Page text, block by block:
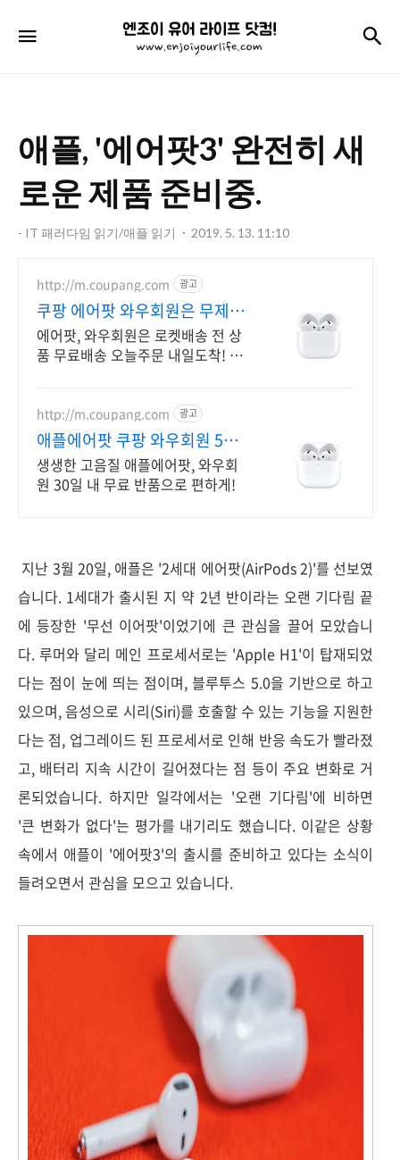
엔
조
어
라
이
프
닷
컴!
애플, '에어팟3' 완전히 새
로운 제품 준비중.
- IT 패러다임 읽기/애플 읽기 2019. 5. 13. 11:10
http://m.coupang.com 광고
쿠팡 에어팟 와우회원은 무제한
무료 배송
에어팟, 와우회원은 로켓배송 전 상
품 무료배송 오늘주문 내일도착! 꼭
http://m.coupang.com 광고
애플에어팟 쿠팡 와우회원 5%
캐시적립
생생한 고음질 애플에어팟, 와우회
원 30일 내 무료 반품으로 편하게!
지난 3월 20일, 애플은 '2세대 에어팟(AirPods 2)'를 선보였
습니다. 1세대가 출시된 지 약 2년 반이라는 오랜 기다림 끝
에 등장한 '무선 이어팟'이었기에 큰 관심을 끌어 모았습니
다. 루머와 달리 메인 프로세서로는 'Apple H1'이 탑재되었
다는 점이 눈에 띄는 점이며, 블루투스 5.0을 기반으로 하고
있으며, 음성으로 시리(Siri)를 호출할 수 있는 기능을 지원한
다는 점, 업그레이드 된 프로세서로 인해 반응 속도가 빨라졌
고, 배터리 지속 시간이 길어졌다는 점 등이 주요 변화로 거
론되었습니다. 하지만 일각에서는 '오랜 기다림'에 비하면
'큰 변화가 없다'는 평가를 내기리도 했습니다. 이같은 상황
속에서 애플이 '에어팟3'의 출시를 준비하고 있다는 소식이
들려오면서 관심을 모으고 있습니다.